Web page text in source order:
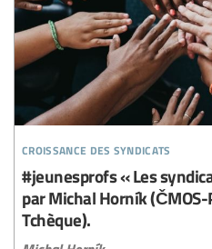
croissance des syndicats
#jeunesprofs « Les
par Michal Horník
Tchèque).